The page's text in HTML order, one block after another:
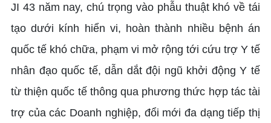
JI 43 năm nay, chú trọng vào phẫu thuật khó về tái
tạo dưới kính hiển vi, hoàn thành nhiều bệnh án
quốc tế khó chữa, phạm vi mở rộng tới cứu trợ Y tế
nhân đạo quốc tế, dẫn dắt đội ngũ khởi động Y tế
từ thiện quốc tế thông qua phương thức hợp tác tài
trợ của các Doanh nghiệp, đổi mới đa dạng tiếp thị